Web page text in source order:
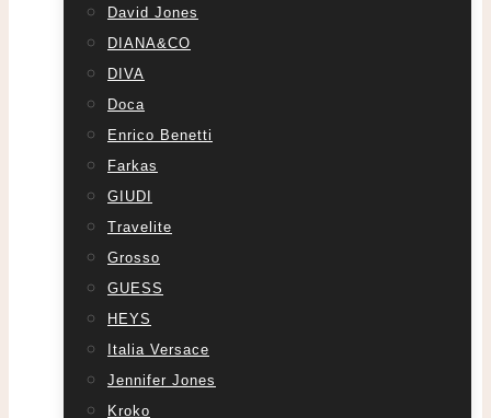
David Jones
DIANA&CO
DIVA
Doca
Enrico Benetti
Farkas
GIUDI
Travelite
Grosso
GUESS
HEYS
Italia Versace
Jennifer Jones
Kroko